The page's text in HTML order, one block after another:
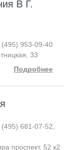
В Г.
953-09-40
33
Подробнее
681-07-52,
проспект, 52 к2